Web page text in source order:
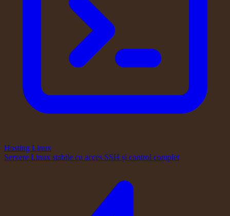
Hosting Linux
Servere Linux stabile cu acces SSH și control complet